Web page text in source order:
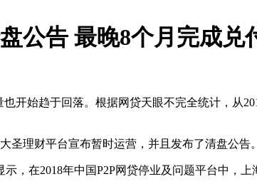
公告 最晚8个月完成兑
始趋于回落。根据网贷天眼不完全统计，从
理财平台宣布暂时运营，并且发布了清盘公告。
在2018年中国P2P网贷停业及问题平台中，